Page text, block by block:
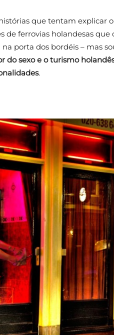
que tentam explicar
de ferrovias holandesas
porta dos bordéis – mas
do sexo e o turismo
.